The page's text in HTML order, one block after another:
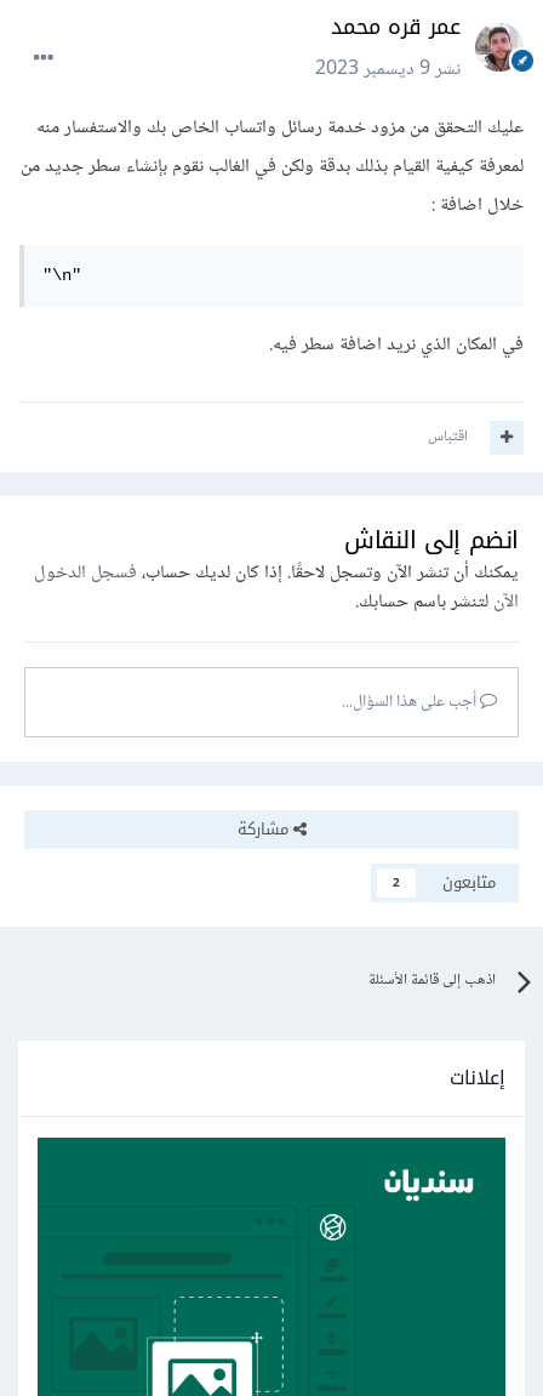
عمر قره محمد
نشر9 ديسمبر 2023
عليك التحقق من مزود خدمة رسائل واتساب الخاص بك والاستفسار منه
لمعرفة كيفية القيام بذلك بدقة ولكن في الغالب نقوم بإنشاء سطر جديد من
خلال اضافة :
"\n"
في المكان الذي نريد اضافة سطر فيه.
اقتباس
انضم إلى النقاش
يمكنك أن تنشر الآن وتسجل لاحقًا. إذا كان لديك حساب،فسجل الدخول
الآنلتنشر باسم حسابك.
أجب على هذا السؤال...
مشاركة
متابعون
2
اذهب إلى قائمة الأسئلة
إعلانات